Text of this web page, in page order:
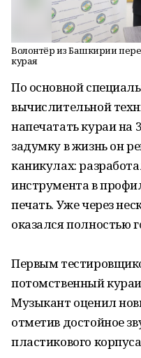
Волонтёр из Башкирии
курая
По основной
вычислительной
напечатать кураи на
задумку в жизнь он
каникулах:
инструмента в
печать. Уже через
оказался полностью
Первым
потомственный
Музыкант оценил
отметив достойное
пластикового